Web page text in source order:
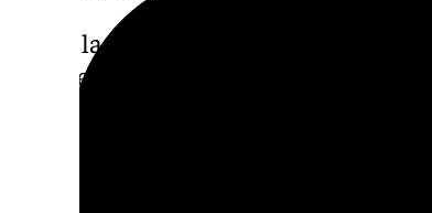
Hasta la zona también se han
Junta en Jaén, María José Lara, junto